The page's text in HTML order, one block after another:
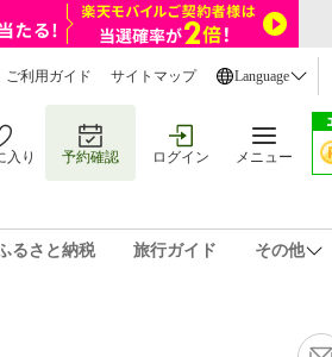
ご利用ガイド サイトマップ Language
入り 予約確認 ログイン メニュー
るさと納税 旅行ガイド その他